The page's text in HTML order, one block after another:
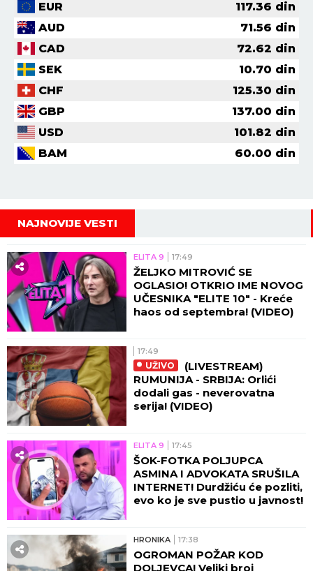
EUR 117.36 din
AUD
71.56 din
CAD
72.62 din
SEK
10.70 din
CHF
125.30 din
GBP
137.00 din
USD
101.82 din
BAM
60.00 din
NAJNOVIJE VESTI
ELITA 9 17:49
ŽELJKO MITROVIĆ SE
OGLASIO! OTKRIO IME NOVOG
UČESNIKA "ELITE 10" - Kreće
haos od septembra! (VIDEO)
17:49
UŽIVO
(LIVESTREAM)
RUMUNIJA - SRBIJA: Orlići
dodali gas - neverovatna
serija! (VIDEO)
ELITA 9 17:45
ŠOK-FOTKA POLJUPCA
ASMINA I ADVOKATA SRUŠILA
INTERNET! Durdžiću će pozliti,
evo ko je sve pustio u javnost!
HRONIKA 17:38
OGROMAN POŽAR KOD
DOLJEVCA! Veliki broj